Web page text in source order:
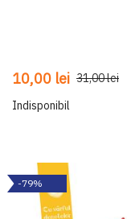
10,00 lei 31,00 lei
Indisponibil
-79%